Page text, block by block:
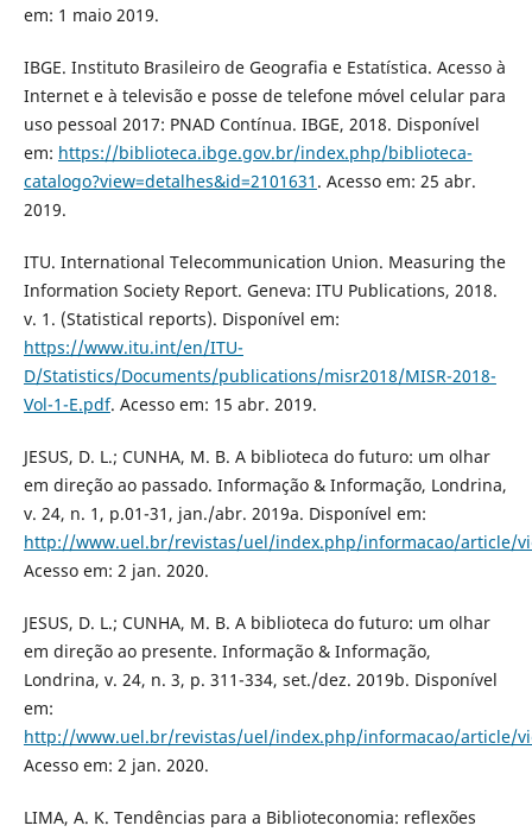
em: 1 maio 2019.
IBGE. Instituto Brasileiro de Geografia e Estatística. Acesso à
Internet e à televisão e posse de telefone móvel celular para
uso pessoal 2017: PNAD Contínua. IBGE, 2018. Disponível
em: https://biblioteca.ibge.gov.br/index.php/biblioteca-
catalogo?view=detalhes&id=2101631 . Acesso em: 25 abr.
2019.
ITU. International Telecommunication Union. Measuring the
Information Society Report. Geneva: ITU Publications, 2018.
v. 1. (Statistical reports). Disponível em:
https://www.itu.int/en/ITU-
D/Statistics/Documents/publications/misr2018/MISR-2018-
Vol-1-E.pdf. Acesso em: 15 abr. 2019.
JESUS, D. L.; CUNHA, M. B. A biblioteca do futuro: um olhar
em direção ao passado. Informação & Informação, Londrina,
v. 24, n. 1, p.01-31, jan./abr. 2019a. Disponível em:
http://www.uel.br/revistas/uel/index.php/informacao/article/
Acesso em: 2 jan. 2020.
JESUS, D. L.; CUNHA, M. B. A biblioteca do futuro: um olhar
em direção ao presente. Informação & Informação,
Londrina, v. 24, n. 3, p. 311-334, set./dez. 2019b. Disponível
em:
http://www.uel.br/revistas/uel/index.php/informacao/article/
Acesso em: 2 jan. 2020.
LIMA, A. K. Tendências para a Biblioteconomia: reflexões